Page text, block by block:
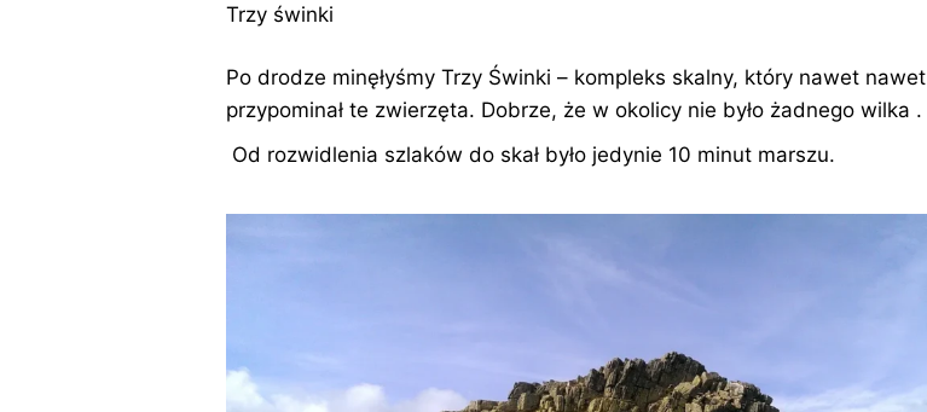
Trzy świnki
Po drodze minęłyśmy Trzy Świnki – kompleks skalny, który nawet nawet
przypominał te zwierzęta. Dobrze, że w okolicy nie było żadnego wilka .
Od rozwidlenia szlaków do skał było jedynie 10 minut marszu.